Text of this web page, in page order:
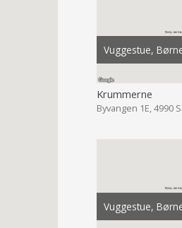
Vuggestue,
Krummerne
Byvangen 1E, 4990
Vuggestue,